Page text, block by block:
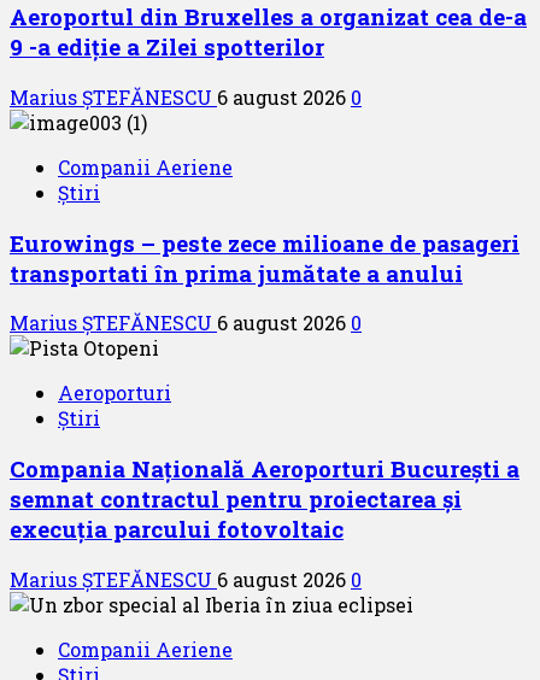
Aeroportul din Bruxelles a organizat cea de-a
9 -a ediție a Zilei spotterilor
Marius ȘTEFĂNESCU 6 august 2026 0
Companii Aeriene
Știri
Eurowings – peste zece milioane de pasageri
transportati în prima jumătate a anului
Marius ȘTEFĂNESCU 6 august 2026 0
Aeroporturi
Știri
Compania Națională Aeroporturi București a
semnat contractul pentru proiectarea și
execuția parcului fotovoltaic
Marius ȘTEFĂNESCU 6 august 2026 0
Companii Aeriene
Știri